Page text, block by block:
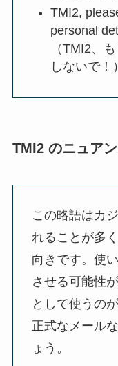
TMI2,
personal
（TMI2、
しないで！）
TMI2 のニュア
この略語はカ
れることが多
向きです。使
させる可能性
として使うの
正式なメール
ょう。